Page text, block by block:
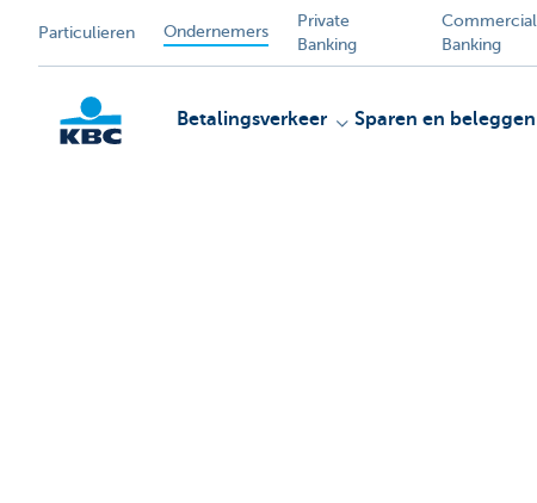
Particulieren Ondernemers
Private
Banking
Commercial
Banking
Betalingsverkeer Sparen en beleggen